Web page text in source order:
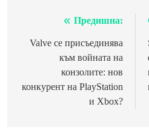
НавигацияПредишна:
Valve се присъединява
към войната на
конзолите: нов
конкурент на PlayStation
и Xbox?